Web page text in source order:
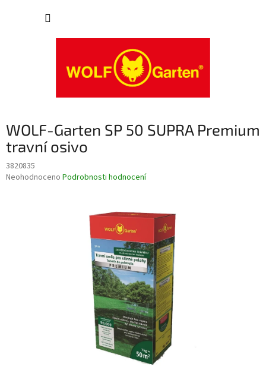
WOLF-Garten SP 50 SUPRA Premium
travní osivo
3820835
Průměrné
Neohodnoceno Podrobnosti hodnocení